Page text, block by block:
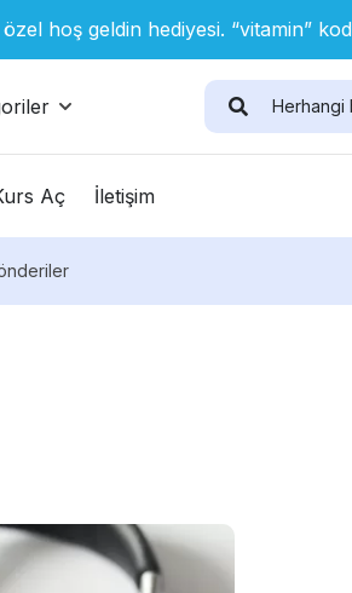
hoş geldin hediyesi. “vitamin”
Aç İletişim